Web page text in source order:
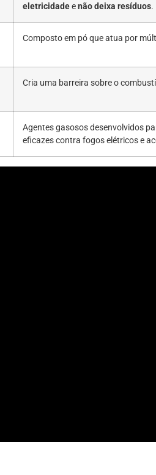
eletricidadeenão deixa resíduos.
Composto em pó que atua por
Cria uma barreira sobre o
Agentes gasosos desenvolvidos
eficazes contra fogos elétricos e